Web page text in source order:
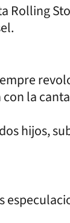
Rolling
la
hijos,